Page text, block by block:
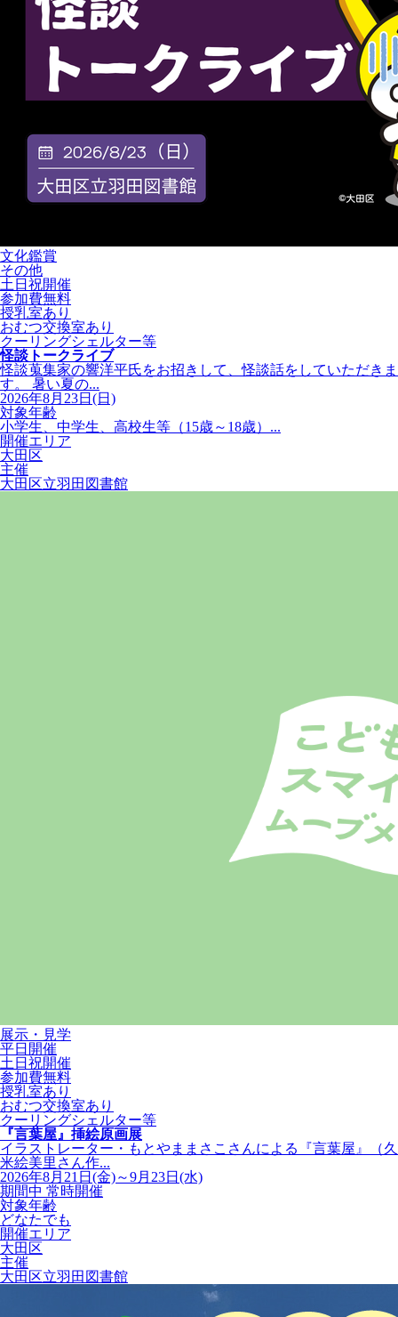
文化鑑賞
その他
土日祝開催
参加費無料
授乳室あり
おむつ交換室あり
クーリングシェルター等
怪談トークライブ
怪談蒐集家の響洋平氏をお招きして、怪談話をしていただきま
す。 暑い夏の...
2026年8月23日(日)
対象年齢
小学生、中学生、高校生等（15歳～18歳）...
開催エリア
大田区
主催
大田区立羽田図書館
展示・見学
平日開催
土日祝開催
参加費無料
授乳室あり
おむつ交換室あり
クーリングシェルター等
『言葉屋』挿絵原画展
イラストレーター・もとやままさこさんによる『言葉屋』（久
米絵美里さん作...
2026年8月21日(金)～9月23日(水)
期間中 常時開催
対象年齢
どなたでも
開催エリア
大田区
主催
大田区立羽田図書館